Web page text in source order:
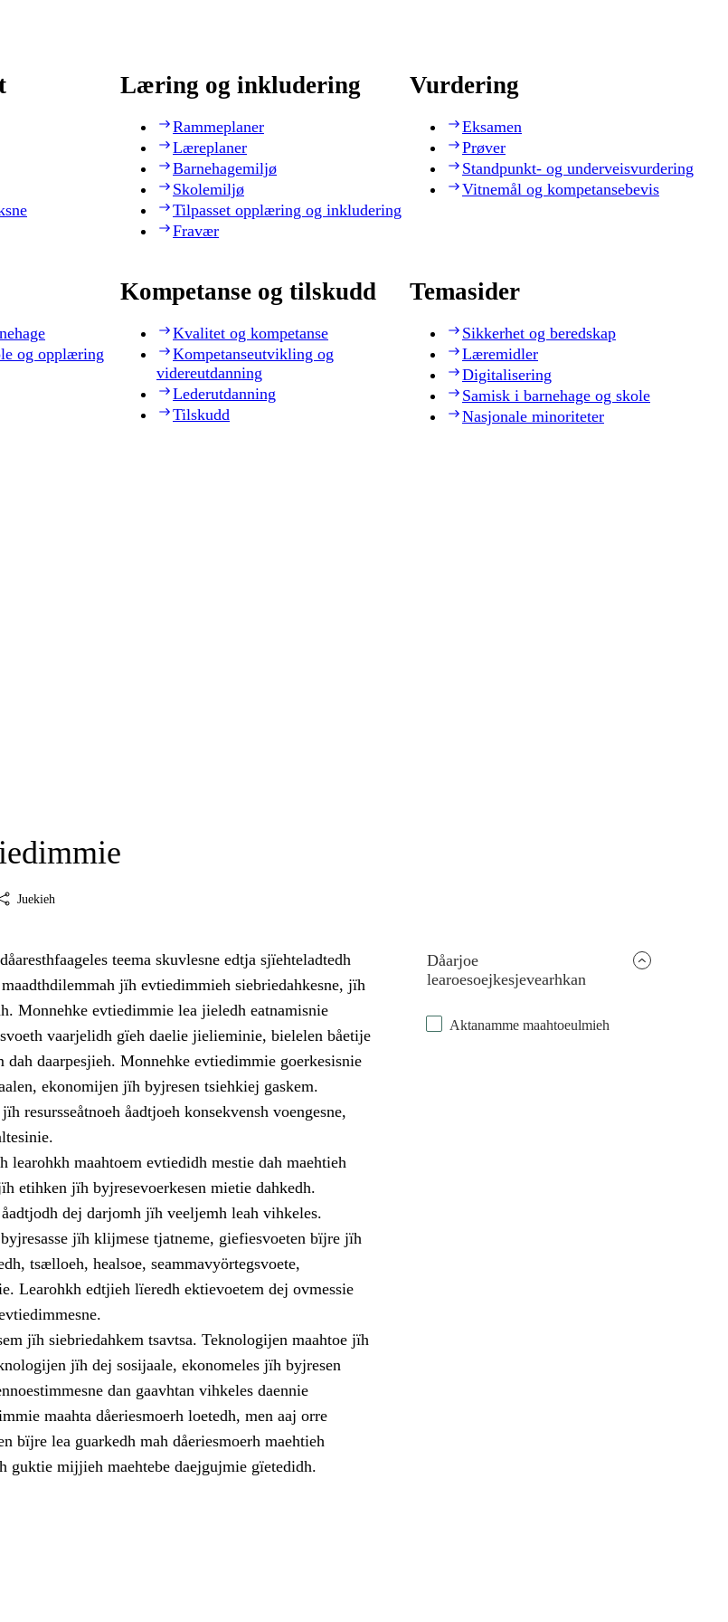
Læring og inkludering
Rammeplaner
Læreplaner
Barnehagemiljø
Skolemiljø
Tilpasset opplæring og inkludering
Fravær
Vurdering
Eksamen
Prøver
Standpunkt- og underveisvurdering
Vitnemål og kompetansebevis
og opplæring
Kompetanse og tilskudd
Kvalitet og kompetanse
Kompetanseutvikling og
videreutdanning
Lederutdanning
Tilskudd
Temasider
Sikkerhet og beredskap
Læremidler
Digitalisering
Samisk i barnehage og skole
Nasjonale minoriteter
Juekieh
Dåarjoe
learoesoejkesjevearhkan
Aktanamme maahtoeulmieh
teema skuvlesne edtja sjïehteladtedh
jïh evtiedimmieh siebriedahkesne, jïh
Monnehke evtiedimmie lea jieledh eatnamisnie
vaarjelidh gïeh daelie jielieminie, bielelen båetije
dah daarpesjieh. Monnehke evtiedimmie goerkesisnie
ekonomijen jïh byjresen tsiehkiej gaskem.
resursseåtnoeh åadtjoeh konsekvensh voengesne,
learohkh maahtoem evtiedidh mestie dah maehtieh
etihken jïh byjresevoerkesen mietie dahkedh.
dej darjomh jïh veeljemh leah vihkeles.
jïh klijmese tjatneme, giefiesvoeten bïjre jïh
tsælloeh, healsoe, seammavyörtegsvoete,
Learohkh edtjieh lïeredh ektievoetem dej ovmessie
jïh siebriedahkem tsavtsa. Teknologijen maahtoe jïh
jïh dej sosijaale, ekonomeles jïh byjresen
dan gaavhtan vihkeles daennie
maahta dåeriesmoerh loetedh, men aaj orre
bïjre lea guarkedh mah dåeriesmoerh maehtieh
guktie mijjieh maehtebe daejgujmie gïetedidh.